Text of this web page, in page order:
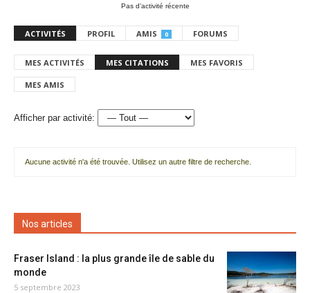
Pas d’activité récente
ACTIVITÉS PROFIL AMIS 0 FORUMS
MES ACTIVITÉS MES CITATIONS MES FAVORIS
MES AMIS
Afficher par activité:
Aucune activité n'a été trouvée. Utilisez un autre filtre de recherche.
Nos articles
Fraser Island : la plus grande île de sable du
monde
5 septembre 2023